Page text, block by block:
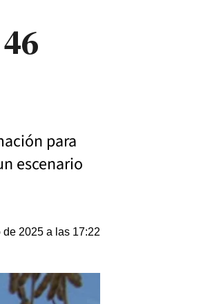
para
escenario
de 2025 a las 17:22